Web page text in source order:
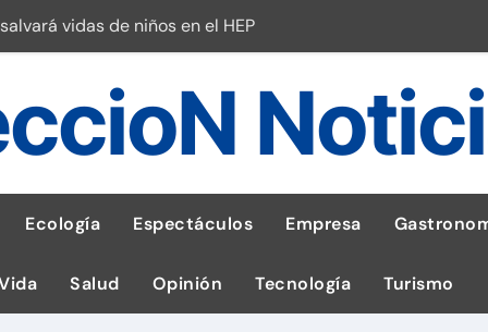
Perú
en Latam
leña
de GEI en sus operaciones
guía para las familias
Ecología Espectáculos Empresa
Salud Opinión Tecnología Turismo